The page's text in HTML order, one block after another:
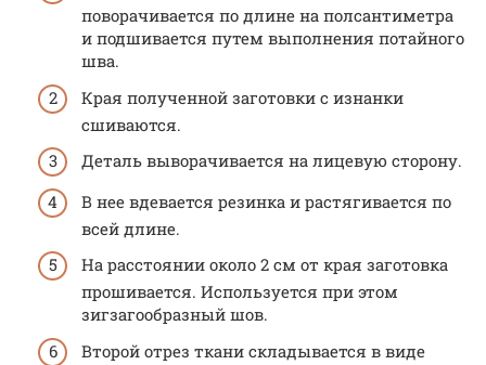
поворачивается по длине на полсантиметра
и подшивается путем выполнения потайного
шва.
Края полученной заготовки с изнанки
сшиваются.
Деталь выворачивается на лицевую сторону.
В нее вдевается резинка и растягивается по
всей длине.
На расстоянии около 2 см от края заготовка
прошивается. Используется при этом
зигзагообразный шов.
Второй отрез ткани складывается в виде